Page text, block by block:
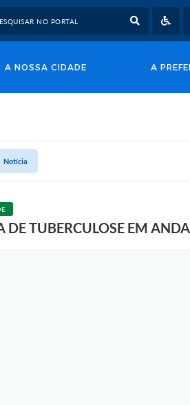
A NOSSA CIDADE A
Notícia
DE TUBERCULOSE EM